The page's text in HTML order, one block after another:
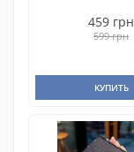
459 грн
599 грн
КУПИТЬ